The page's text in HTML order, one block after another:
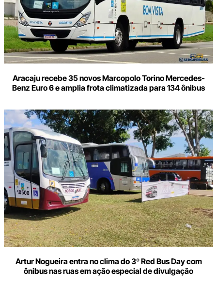
Aracaju recebe 35 novos Marcopolo Torino Mercedes-
Benz Euro 6 e amplia frota climatizada para 134 ônibus
Artur Nogueira entra no clima do 3º Red Bus Day com
ônibus nas ruas em ação especial de divulgação